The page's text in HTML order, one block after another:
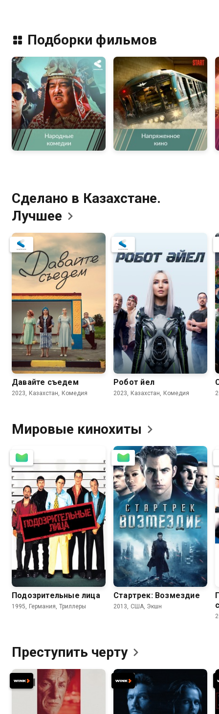
Подборки фильмов
Сделано в Казахстане.
Лучшее
Давайте съедем
2023, Казахстан, Комедия
Робот Әйел
2023, Казахстан, Комедия
Мировые кинохиты
7.8 8.5
Подозрительные лица
1995, Германия, Триллеры
7.7 7.7
Стартрек: Возмездие
2013, США, Экшн
Преступить черту